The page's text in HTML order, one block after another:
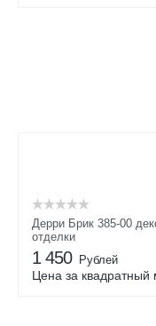
Дерри Брик 385-00
отделки
1 450 Рублей
Цена за квадратный